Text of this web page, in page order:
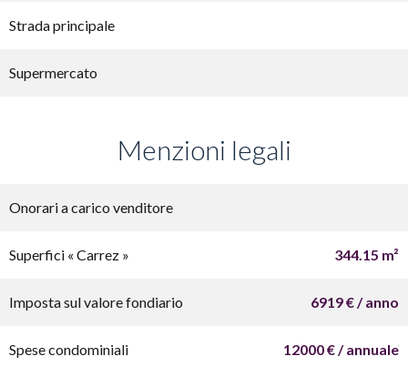
Strada principale
Supermercato
Menzioni legali
Onorari a carico venditore
Superfici « Carrez » 344.15 m²
Imposta sul valore fondiario 6919 € / anno
Spese condominiali 12000 € / annuale